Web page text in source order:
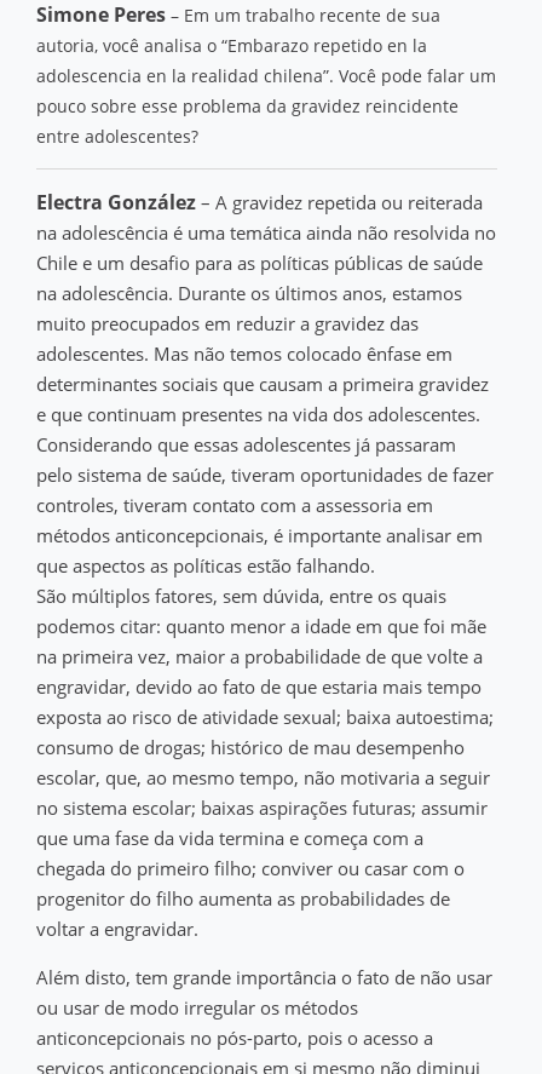
Simone Peres – Em um trabalho recente de sua
autoria, você analisa o “Embarazo repetido en la
adolescencia en la realidad chilena”. Você pode falar um
pouco sobre esse problema da gravidez reincidente
entre adolescentes?
Electra González – A gravidez repetida ou reiterada
na adolescência é uma temática ainda não resolvida no
Chile e um desafio para as políticas públicas de saúde
na adolescência. Durante os últimos anos, estamos
muito preocupados em reduzir a gravidez das
adolescentes. Mas não temos colocado ênfase em
determinantes sociais que causam a primeira gravidez
e que continuam presentes na vida dos adolescentes.
Considerando que essas adolescentes já passaram
pelo sistema de saúde, tiveram oportunidades de fazer
controles, tiveram contato com a assessoria em
métodos anticoncepcionais, é importante analisar em
que aspectos as políticas estão falhando.
São múltiplos fatores, sem dúvida, entre os quais
podemos citar: quanto menor a idade em que foi mãe
na primeira vez, maior a probabilidade de que volte a
engravidar, devido ao fato de que estaria mais tempo
exposta ao risco de atividade sexual; baixa autoestima;
consumo de drogas; histórico de mau desempenho
escolar, que, ao mesmo tempo, não motivaria a seguir
no sistema escolar; baixas aspirações futuras; assumir
que uma fase da vida termina e começa com a
chegada do primeiro filho; conviver ou casar com o
progenitor do filho aumenta as probabilidades de
voltar a engravidar.
Além disto, tem grande importância o fato de não usar
ou usar de modo irregular os métodos
anticoncepcionais no pós-parto, pois o acesso a
serviços anticoncepcionais em si mesmo não diminui